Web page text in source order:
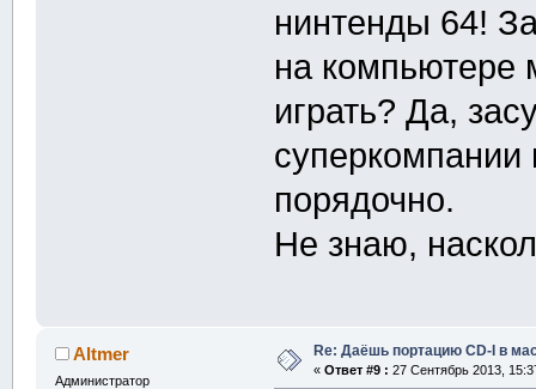
нинтенды 64!
на компьютере
играть? Да,
порядочно.
Не знаю,
Altmer
Администратор
Re: Даёшь портацию CD-I в
« Ответ #9 : 27 Сентябрь 2013,